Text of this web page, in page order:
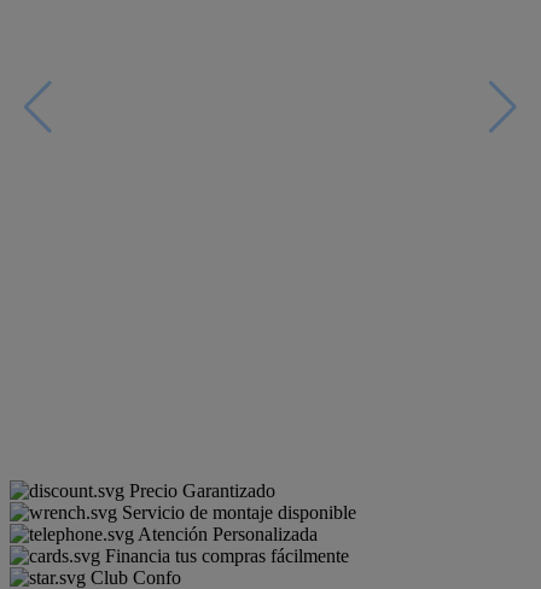
Precio Garantizado
Servicio de montaje disponible
Atención Personalizada
Financia tus compras fácilmente
Club Confo